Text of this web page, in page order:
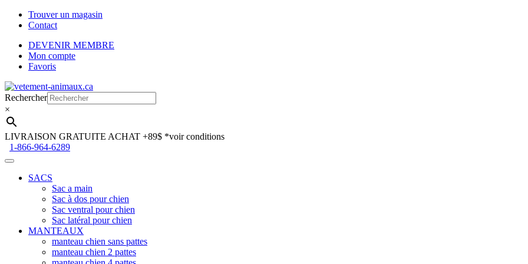
Trouver un magasin
Contact
DEVENIR MEMBRE
Mon compte
Favoris
Aller
à
la
navigation
Aller
au
contenu
Rechercher
×
LIVRAISON GRATUITE ACHAT +89$ *voir conditions
1-866-964-6289
SACS
Sac a main
Sac à dos pour chien
Sac ventral pour chien
Sac latéral pour chien
MANTEAUX
manteau chien sans pattes
manteau chien 2 pattes